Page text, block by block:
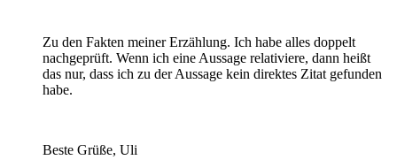
Zu den Fakten meiner Erzählung. Ich habe alles doppelt
nachgeprüft. Wenn ich eine Aussage relativiere, dann heißt
das nur, dass ich zu der Aussage kein direktes Zitat gefunden
habe.
Beste Grüße, Uli